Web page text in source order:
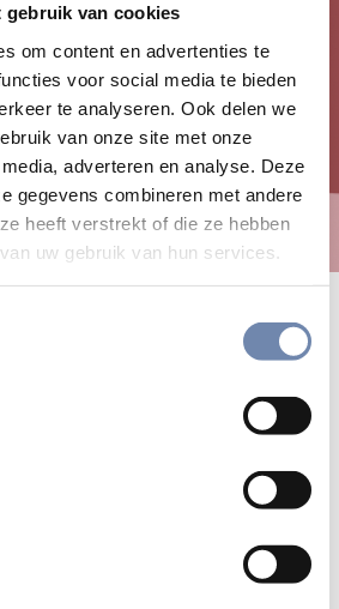
gebruik van cookies
om content en advertenties te
voor social media te bieden
te analyseren. Ook delen we
van onze site met onze
adverteren en analyse. Deze
gegevens combineren met andere
heeft verstrekt of die ze hebben
uw gebruik van hun services.
vruchtbare
Er was sprake
gemeenschapsgevoel,
te doen met de